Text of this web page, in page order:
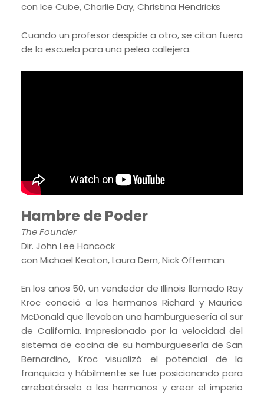
con Ice Cube, Charlie Day, Christina Hendricks
Cuando un profesor despide a otro, se citan fuera
de la escuela para una pelea callejera.
Hambre de Poder
The Founder
Dir. John Lee Hancock
con Michael Keaton, Laura Dern, Nick Offerman
En los años 50, un vendedor de Illinois llamado Ray
Kroc conoció a los hermanos Richard y Maurice
McDonald que llevaban una hamburguesería al sur
de California. Impresionado por la velocidad del
sistema de cocina de su hamburguesería de San
Bernardino, Kroc visualizó el potencial de la
franquicia y hábilmente se fue posicionando para
arrebatárselo a los hermanos y crear el imperio